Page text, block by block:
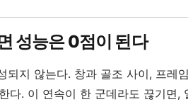
성능은 0점이 된다
성되지 않는다. 창과 골조 사이, 프
다. 이 연속이 한 군데라도 끊기면